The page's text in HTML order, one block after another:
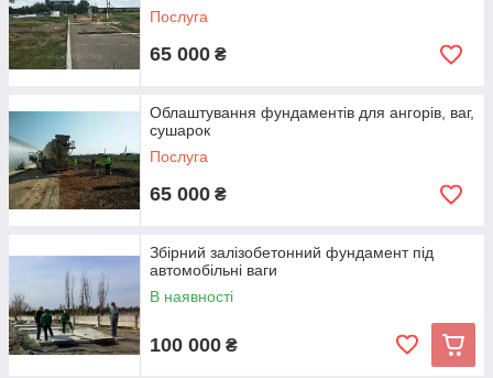
Послуга
65 000 ₴
Облаштування фундаментів для ангорів, ваг,
сушарок
Послуга
65 000 ₴
Збірний залізобетонний фундамент під
автомобільні ваги
В наявності
100 000 ₴